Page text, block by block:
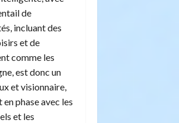
de
incluant des
et de
comme les
est donc un
et visionnaire,
phase avec les
et les